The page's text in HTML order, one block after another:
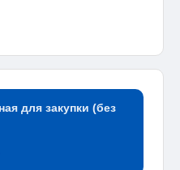
для закупки (без